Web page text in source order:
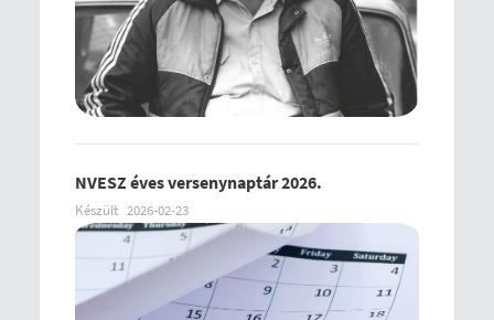
NVESZ éves versenynaptár 2026.
Készült 2026-02-23